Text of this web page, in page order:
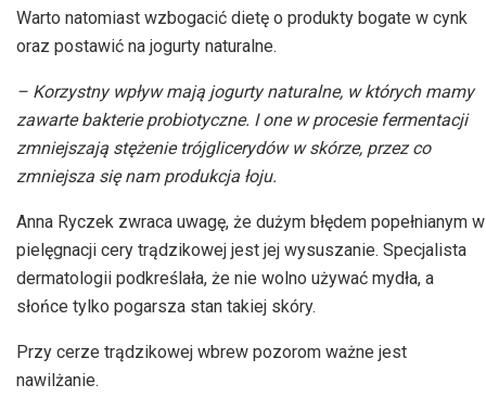
Warto natomiast wzbogacić dietę o produkty bogate w cynk
oraz postawić na jogurty naturalne.
– Korzystny wpływ mają jogurty naturalne, w których mamy
zawarte bakterie probiotyczne. I one w procesie fermentacji
zmniejszają stężenie trójglicerydów w skórze, przez co
zmniejsza się nam produkcja łoju.
Anna Ryczek zwraca uwagę, że dużym błędem popełnianym w
pielęgnacji cery trądzikowej jest jej wysuszanie. Specjalista
dermatologii podkreślała, że nie wolno używać mydła, a
słońce tylko pogarsza stan takiej skóry.
Przy cerze trądzikowej wbrew pozorom ważne jest
nawilżanie.